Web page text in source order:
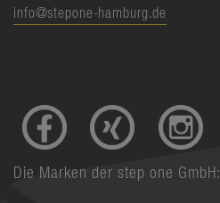
info@stepone-hamburg.de
Die Marken der step one GmbH: